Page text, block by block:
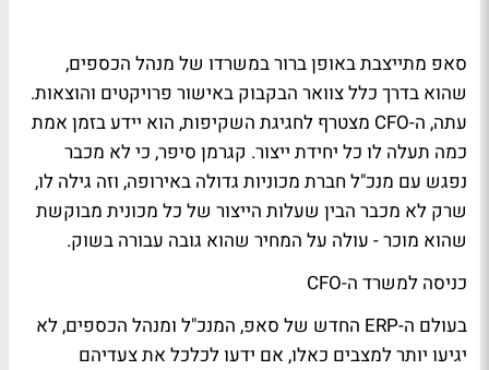
סאפ מתייצבת באופן ברור במשרדו של מנהל הכספים,
שהוא בדרך כלל צוואר הבקבוק באישור פרויקטים והוצאות.
עתה, ה-CFO מצטרף לחגיגת השקיפות, הוא יידע בזמן אמת
כמה תעלה לו כל יחידת ייצור. קגרמן סיפר, כי לא מכבר
נפגש עם מנכ"ל חברת מכוניות גדולה באירופה, וזה גילה לו,
שרק לא מכבר הבין שעלות הייצור של כל מכונית מבוקשת
שהוא מוכר - עולה על המחיר שהוא גובה עבורה בשוק.
כניסה למשרד ה-CFO
בעולם ה-ERP החדש של סאפ, המנכ"ל ומנהל הכספים, לא
יגיעו יותר למצבים כאלו, אם ידעו לכלכל את צעדיהם